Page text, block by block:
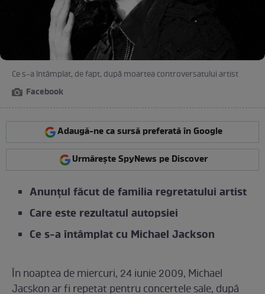
Ce s-a întâmplat, de fapt, după moartea controversatului artist
Facebook
Adaugă-ne ca sursă preferată în Google
Urmărește SpyNews pe Discover
Anunțul făcut de familia regretatului artist
Care este rezultatul autopsiei
Ce s-a întâmplat cu Michael Jackson
În noaptea de miercuri, 24 iunie 2009, Michael
Jacskon ar fi repetat pentru concertele sale, după